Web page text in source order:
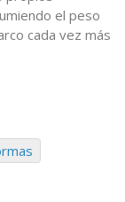
el peso
cada vez más